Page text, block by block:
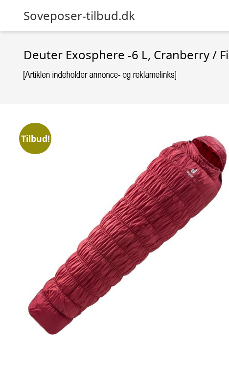
Soveposer-tilbud.dk
Deuter Exosphere -6 L, Cranberry /
Tilbud!